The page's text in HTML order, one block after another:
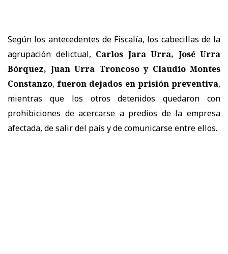
Según los antecedentes de Fiscalía, los cabecillas de la
agrupación delictual, Carlos Jara Urra, José Urra
Bórquez, Juan Urra Troncoso y Claudio Montes
Constanzo, fueron dejados en prisión preventiva,
mientras que los otros detenidos quedaron con
prohibiciones de acercarse a predios de la empresa
afectada, de salir del país y de comunicarse entre ellos.